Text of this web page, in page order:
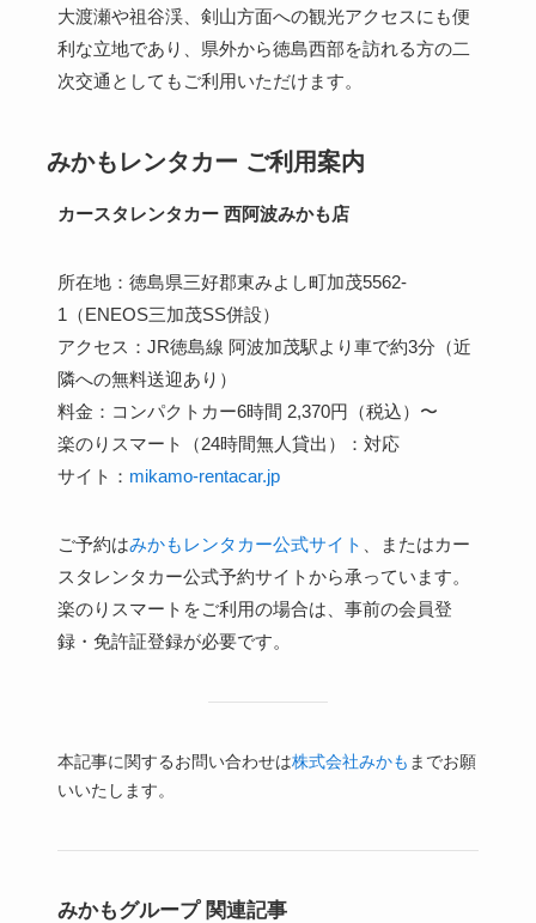
大渡瀬や祖谷渓、剣山方面への観光アクセスにも便
利な立地であり、県外から徳島西部を訪れる方の二
次交通としてもご利用いただけます。
みかもレンタカー ご利用案内
カースタレンタカー 西阿波みかも店
所在地：徳島県三好郡東みよし町加茂5562-
1（ENEOS三加茂SS併設）
アクセス：JR徳島線 阿波加茂駅より車で約3分（近
隣への無料送迎あり）
料金：コンパクトカー6時間 2,370円（税込）〜
楽のりスマート（24時間無人貸出）：対応
サイト： mikamo-rentacar.jp
ご予約はみかもレンタカー公式サイト
、またはカー
スタレンタカー公式予約サイトから承っています。
楽のりスマートをご利用の場合は、事前の会員登
録・免許証登録が必要です。
本記事に関するお問い合わせは株式会社みかも までお願
いいたします。
みかもグループ 関連記事